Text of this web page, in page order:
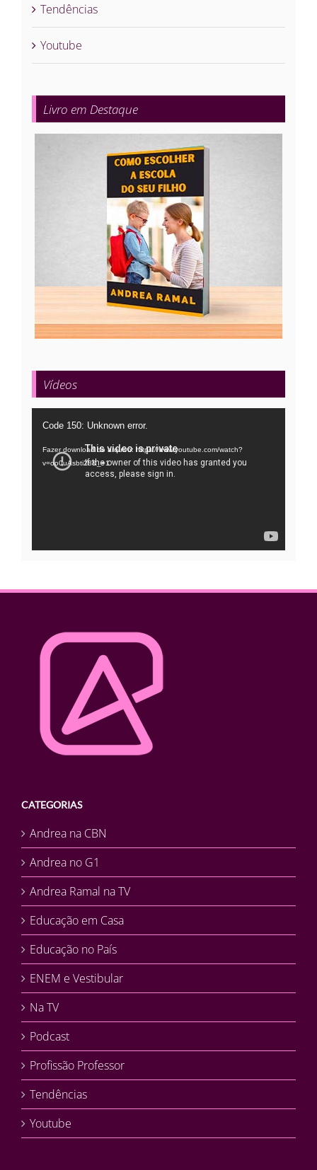
Tendências
Youtube
Livro em Destaque
Vídeos
Tocador
vídeo
Code 150: Unknown error.
Fazer download do arquivo: https://www.youtube.com/watch?
v=oo0uAsbti28&_=1
CATEGORIAS
Andrea na CBN
Andrea no G1
Andrea Ramal na TV
Educação em Casa
Educação no País
ENEM e Vestibular
Na TV
Podcast
Profissão Professor
Tendências
Youtube